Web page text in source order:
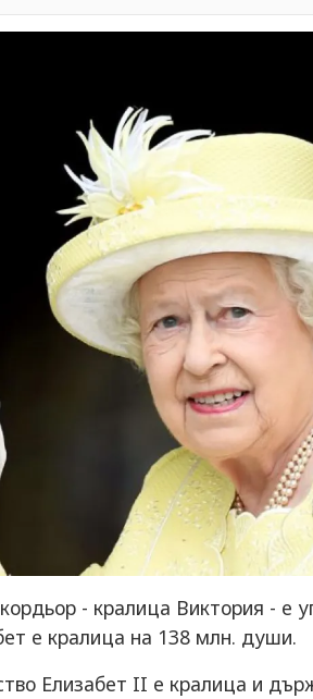
- кралица Виктория - е
е кралица на 138 млн. души.
Елизабет II е кралица и